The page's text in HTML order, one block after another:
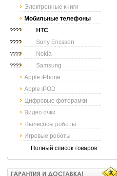
Электронные книги
Мобильные телефоны
???? HTC
???? Sony Ericsson
???? Nokia
????
Samsung
Apple iPhone
Apple iPOD
Цифровые фоторамки
Видео очки
Пылесосы роботы
Игровые роботы
Полный список товаров